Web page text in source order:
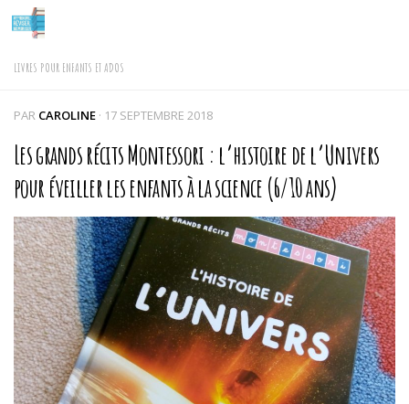
Skip to content
LIVRES POUR ENFANTS ET ADOS
PAR CAROLINE · 17 SEPTEMBRE 2018
Les grands récits Montessori : l’histoire de l’Univers
pour éveiller les enfants à la science (6/10 ans)